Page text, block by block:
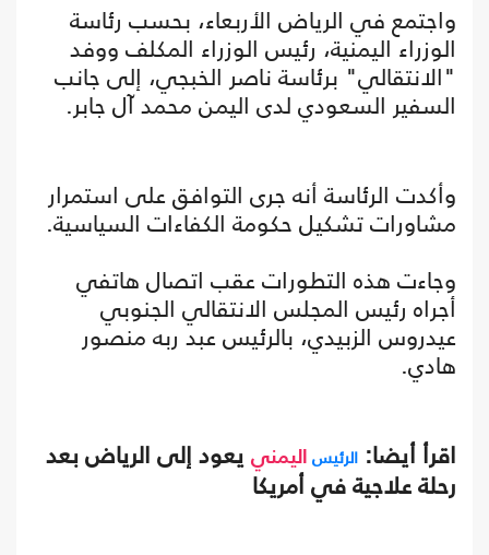
واجتمع في الرياض الأربعاء، بحسب رئاسة
الوزراء اليمنية، رئيس الوزراء المكلف ووفد
"الانتقالي" برئاسة ناصر الخبجي، إلى جانب
السفير السعودي لدى اليمن محمد آل جابر.
وأكدت الرئاسة أنه جرى التوافق على استمرار
مشاورات تشكيل حكومة الكفاءات السياسية.
وجاءت هذه التطورات عقب اتصال هاتفي
أجراه رئيس المجلس الانتقالي الجنوبي
عيدروس الزبيدي، بالرئيس عبد ربه منصور
هادي.
اقرأ أيضا: الرئيس اليمني يعود إلى الرياض بعد
رحلة علاجية في أمريكا